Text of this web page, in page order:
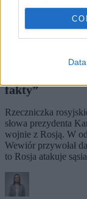
fakty”
Rzeczniczka
słowa prezydenta
wojnie z Rosją. W
Wewiór przywołał
to Rosja atakuje